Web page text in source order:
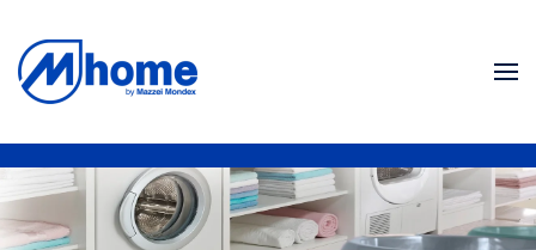
Skip to main content